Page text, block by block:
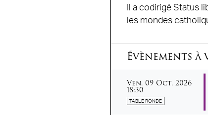
Il a codirigé Status
les mondes
Évènements
vendredi
Ven. 09 octobre
Oct. 2026
18:30
TABLE RONDE